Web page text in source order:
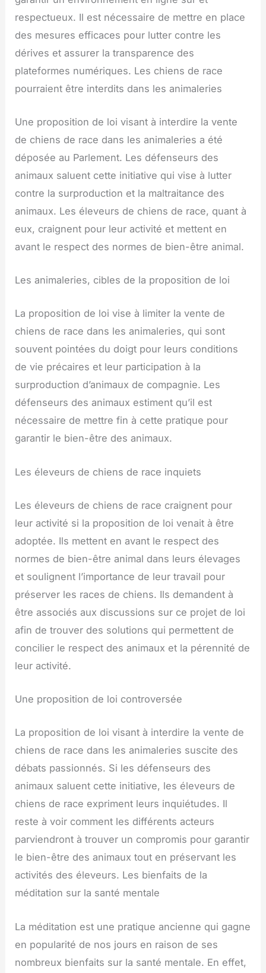
respectueux. Il est nécessaire de mettre en place
des mesures efficaces pour lutter contre les
dérives et assurer la transparence des
plateformes numériques. Les chiens de race
pourraient être interdits dans les animaleries
Une proposition de loi visant à interdire la vente
de chiens de race dans les animaleries a été
déposée au Parlement. Les défenseurs des
animaux saluent cette initiative qui vise à lutter
contre la surproduction et la maltraitance des
animaux. Les éleveurs de chiens de race, quant à
eux, craignent pour leur activité et mettent en
avant le respect des normes de bien-être animal.
Les animaleries, cibles de la proposition de loi
La proposition de loi vise à limiter la vente de
chiens de race dans les animaleries, qui sont
souvent pointées du doigt pour leurs conditions
de vie précaires et leur participation à la
surproduction d’animaux de compagnie. Les
défenseurs des animaux estiment qu’il est
nécessaire de mettre fin à cette pratique pour
garantir le bien-être des animaux.
Les éleveurs de chiens de race inquiets
Les éleveurs de chiens de race craignent pour
leur activité si la proposition de loi venait à être
adoptée. Ils mettent en avant le respect des
normes de bien-être animal dans leurs élevages
et soulignent l’importance de leur travail pour
préserver les races de chiens. Ils demandent à
être associés aux discussions sur ce projet de loi
afin de trouver des solutions qui permettent de
concilier le respect des animaux et la pérennité de
leur activité.
Une proposition de loi controversée
La proposition de loi visant à interdire la vente de
chiens de race dans les animaleries suscite des
débats passionnés. Si les défenseurs des
animaux saluent cette initiative, les éleveurs de
chiens de race expriment leurs inquiétudes. Il
reste à voir comment les différents acteurs
parviendront à trouver un compromis pour garantir
le bien-être des animaux tout en préservant les
activités des éleveurs. Les bienfaits de la
méditation sur la santé mentale
La méditation est une pratique ancienne qui gagne
en popularité de nos jours en raison de ses
nombreux bienfaits sur la santé mentale. En effet,